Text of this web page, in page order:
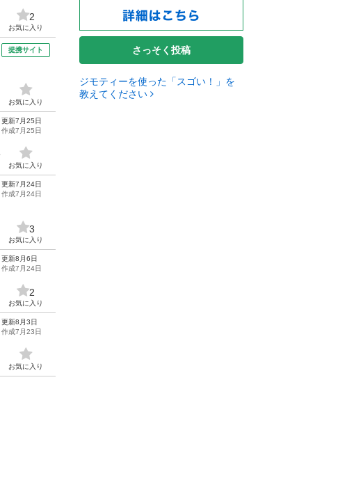
2
お気に入り
提携サイト
お気に入り
更新7月25日
作成7月25日
お気に入り
更新7月24日
作成7月24日
3
お気に入り
更新8月6日
作成7月24日
2
お気に入り
更新8月3日
作成7月23日
お気に入り
さっそく投稿
ジモティーを使った「スゴい！」を
教えてください